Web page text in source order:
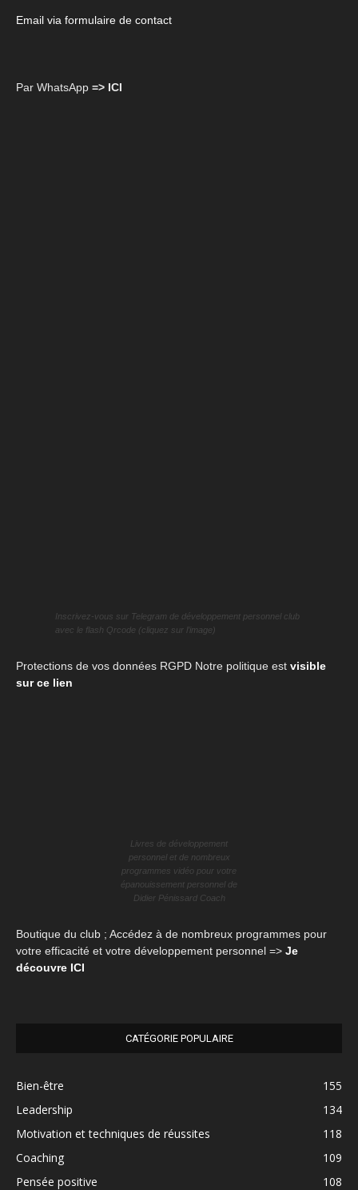
Email via formulaire de contact
Par WhatsApp => ICI
Inscrivez-vous sur Telegram de développement personnel club
avec le flash Qrcode (cliquez sur l’image)
Protections de vos données RGPD Notre politique est visible
sur ce lien
Livres de développement
personnel et de nombreux
programmes vidéo pour votre
épanouissement personnel de
Didier Pénissard Coach
Boutique du club ; Accédez à de nombreux programmes pour
votre efficacité et votre développement personnel => Je
découvre ICI
CATÉGORIE POPULAIRE
Bien-être
155
Leadership
134
Motivation et techniques de réussites
118
Coaching
109
Pensée positive
108